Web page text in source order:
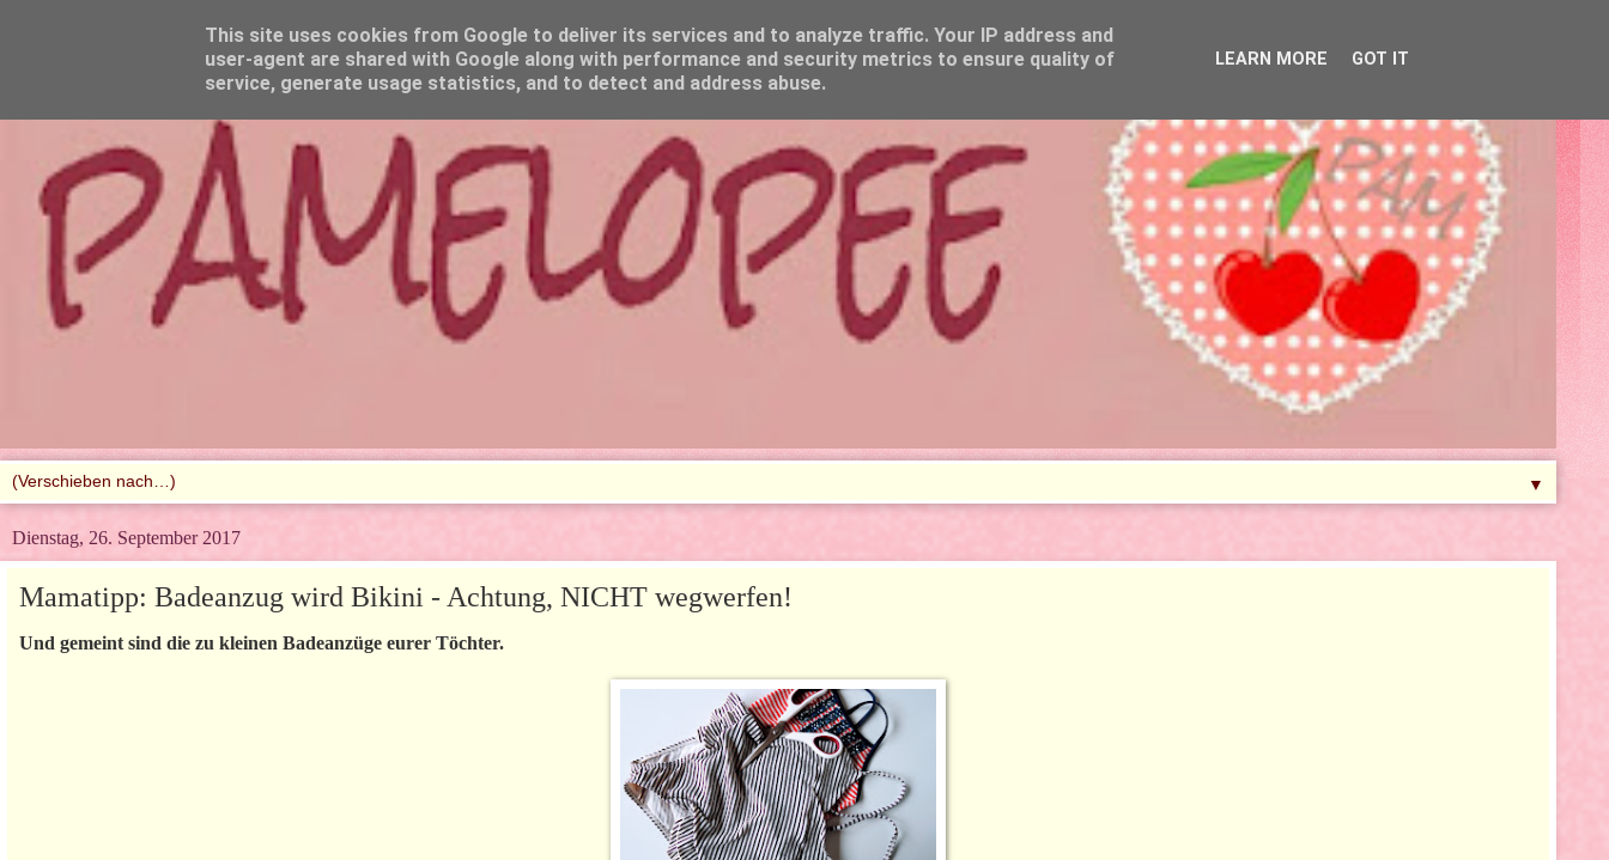
▼
Dienstag, 26. September 2017
Mamatipp: Badeanzug wird Bikini - Achtung, NICHT wegwerfen!
Und gemeint sind die zu kleinen Badeanzüge eurer Töchter.
This site uses cookies from Google to deliver its services and to analyze traffic. Your IP address and
user-agent are shared with Google along with performance and security metrics to ensure quality of
service, generate usage statistics, and to detect and address abuse.
LEARN MORE GOT IT